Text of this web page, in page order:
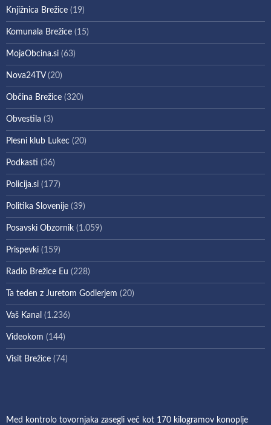
Knjižnica Brežice (19)
Komunala Brežice (15)
MojaObcina.si (63)
Nova24TV(20)
Občina Brežice (320)
Obvestila (3)
Plesni klub Lukec (20)
Podkasti (36)
Policija.si (177)
Politika Slovenije (39)
Posavski Obzornik (1.059)
Prispevki (159)
Radio Brežice Eu (228)
Ta teden z Juretom Godlerjem (20)
Vaš Kanal (1.236)
Videokom (144)
Visit Brežice (74)
Med kontrolo tovornjaka zasegli več kot 170 kilogramov konoplje